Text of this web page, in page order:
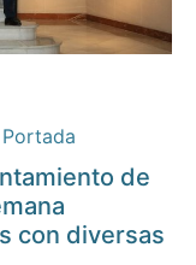
Portada
de
con diversas